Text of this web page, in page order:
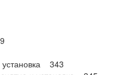
установка 343